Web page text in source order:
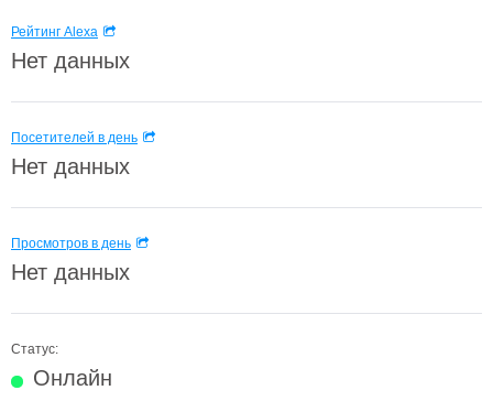
Рейтинг Alexa
Нет данных
Посетителей в день
Нет данных
Просмотров в день
Нет данных
Статус:
Онлайн